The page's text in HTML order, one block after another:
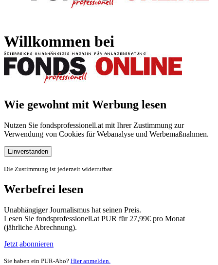
Willkommen bei
Wie gewohnt mit Werbung lesen
Nutzen Sie fondsprofessionell.at mit Ihrer Zustimmung zur
Verwendung von Cookies für Webanalyse und Werbemaßnahmen.
Einverstanden
Die Zustimmung ist jederzeit widerrufbar.
Werbefrei lesen
Unabhängiger Journalismus hat seinen Preis.
Lesen Sie fondsprofessionell.at PUR für 27,99€ pro Monat
(jährliche Abrechnung).
Jetzt abonnieren
Sie haben ein PUR-Abo? Hier anmelden.